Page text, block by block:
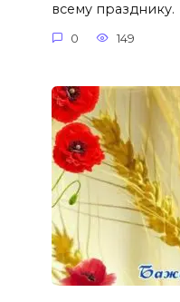
всему празднику.
0 149